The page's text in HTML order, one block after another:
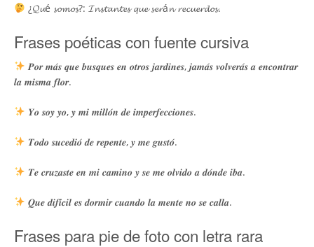
¿𝓠𝓾é 𝓼𝓸𝓶𝓸𝓼?: 𝓘𝓷𝓼𝓽𝓪𝓷𝓽𝓮𝓼 𝓺𝓾𝓮 𝓼𝓮𝓻á𝓷 𝓻𝓮𝓬𝓾𝓮𝓻𝓭𝓸𝓼.
Frases poéticas con fuente cursiva
𝑷𝒐𝒓 𝒎𝒂́𝒔 𝒒𝒖𝒆 𝒃𝒖𝒔𝒒𝒖𝒆𝒔 𝒆𝒏 𝒐𝒕𝒓𝒐𝒔 𝒋𝒂𝒓𝒅𝒊𝒏𝒆𝒔, 𝒋𝒂𝒎𝒂́𝒔 𝒗𝒐𝒍𝒗𝒆𝒓𝒂́𝒔 𝒂 𝒆𝒏𝒄𝒐𝒏𝒕𝒓𝒂𝒓
𝒍𝒂 𝒎𝒊𝒔𝒎𝒂 𝒇𝒍𝒐𝒓.
𝒀𝒐 𝒔𝒐𝒚 𝒚𝒐, 𝒚 𝒎𝒊 𝒎𝒊𝒍𝒍𝒐́𝒏 𝒅𝒆 𝒊𝒎𝒑𝒆𝒓𝒇𝒆𝒄𝒄𝒊𝒐𝒏𝒆𝒔.
𝑻𝒐𝒅𝒐 𝒔𝒖𝒄𝒆𝒅𝒊𝒐́ 𝒅𝒆 𝒓𝒆𝒑𝒆𝒏𝒕𝒆, 𝒚 𝒎𝒆 𝒈𝒖𝒔𝒕𝒐́.
𝑻𝒆 𝒄𝒓𝒖𝒛𝒂𝒔𝒕𝒆 𝒆𝒏 𝒎𝒊 𝒄𝒂𝒎𝒊𝒏𝒐 𝒚 𝒔𝒆 𝒎𝒆 𝒐𝒍𝒗𝒊𝒅𝒐 𝒂 𝒅𝒐́𝒏𝒅𝒆 𝒊𝒃𝒂.
𝑸𝒖𝒆 𝒅𝒊𝒇𝒊́𝒄𝒊𝒍 𝒆𝒔 𝒅𝒐𝒓𝒎𝒊𝒓 𝒄𝒖𝒂𝒏𝒅𝒐 𝒍𝒂 𝒎𝒆𝒏𝒕𝒆 𝒏𝒐 𝒔𝒆 𝒄𝒂𝒍𝒍𝒂.
Frases para pie de foto con letra rara